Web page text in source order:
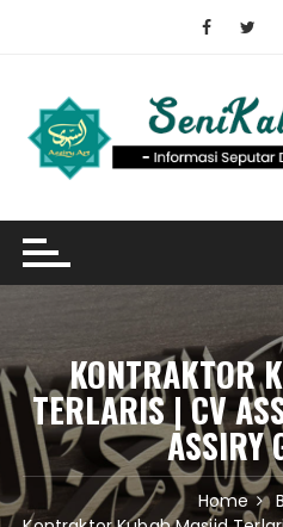
KONTRAKTOR
TERLARIS | CV
ASSIRY
Home